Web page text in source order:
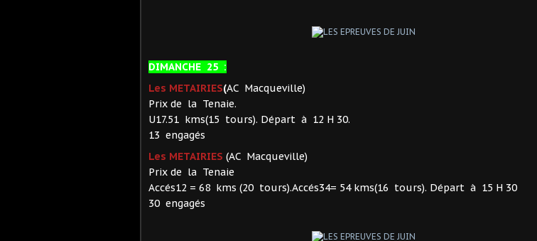
DIMANCHE 25 :
Les METAIRIES(AC Macqueville)
Prix de la Tenaie.
U17.51 kms(15 tours). Départ à 12 H 30.
13 engagés
Les METAIRIES (AC Macqueville)
Prix de la Tenaie
Accés12 = 68 kms (20 tours).Accés34= 54 kms(16 tours). Départ à 15 H 30
30 engagés